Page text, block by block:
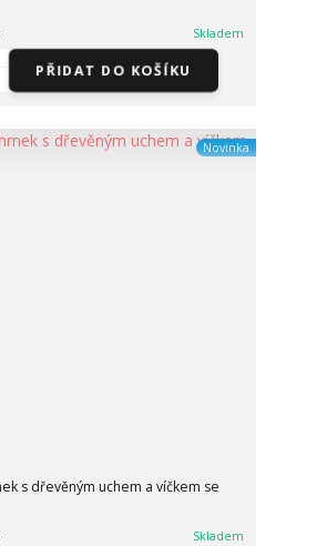
Skladem
PŘIDAT DO KOŠÍKU
Novinka
s dřevěným uchem a víčkem se
Skladem